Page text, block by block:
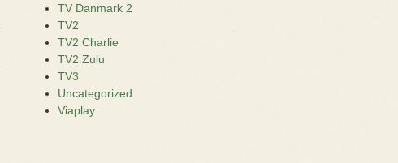
TV Danmark 2
TV2
TV2 Charlie
TV2 Zulu
TV3
Uncategorized
Viaplay